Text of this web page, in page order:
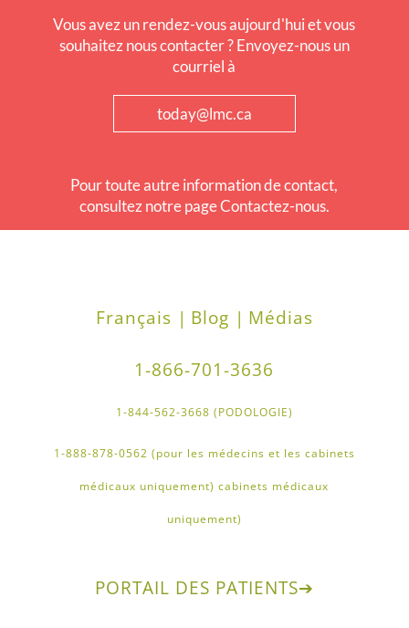
Vous avez un rendez-vous aujourd'hui et vous
souhaitez nous contacter ? Envoyez-nous un
courriel à
today@lmc.ca
Pour toute autre information de contact,
consultez notre page Contactez-nous.
Français | Blog | Médias
1-866-701-3636
1-844-562-3668 (PODOLOGIE)
1-888-878-0562 (pour les médecins et les cabinets
médicaux uniquement) cabinets médicaux
uniquement)
PORTAIL DES PATIENTS➔